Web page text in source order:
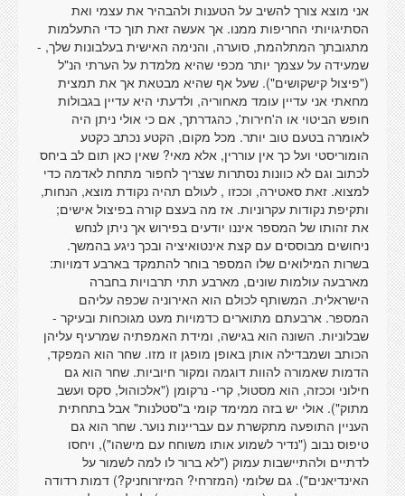
אני מוצא צורך להשיב על הטענות ולהבהיר את עצמי ואת
הסתיגויותי החריפות ממנו. אך אעשה זאת תוך כדי התעלמות
מתגובתך המתלהמת, סוערה, והנימה האישית בעלבונות שלך, -
שמעידה על עצמך יותר מכפי שהיא מלמדת על הערתי הנ"ל
("פיצול קישקושים"). שעל אף שהיא מבטאת אך את תמצית
מחאתי אני עדיין עומד מאחוריה, ולדעתי היא עדיין בגבולות
חופש הביטוי או ה'חירות', כהגדרתך, אם כי אולי ניתן היה
לאומרה בטעם טוב יותר. מכל מקום, הקטע נכתב כקטע
הומוריסטי ועל כך אין עוררין, אלא מאי? שאין כאן תום לב ביחס
לכתוב וגם לא כוונות נסתרות שצריך לחפור מתחת לאדמה כדי
למצוא. זאת סאטירה, וככזו , לעולם תהיה נקודת מוצא, הנחות,
ותקיפת נקודות עקרוניות. אז מה בעצם קורה בפיצול אישים;
את זהותו של המספר איננו יודעים בפירוש אך ניתן לנחש
ניחושים מבוססים עם קצת אינטואיציה ובכך ניגע בהמשך.
בשרות המילואים שלו המספר בוחר להתמקד בארבע דמויות:
מארבעה עולמות שונים, מארבע תתי תרבויות בחברה
הישראלית. המשותף לכולם הוא האירוניה שכפה עליהם
המספר. ארבעתם מתוארים כדמויות מעט מגוכחות ובעיקר -
שבלוניות. השונה הוא בגישה, ומידת האמפתיה שמרעיף עליהן
הכותב ושמבדילה אותן באופן מופגן זו מזו. שחר הוא המפקד,
הדמות שאמורה להוות דוגמה ומקור חיוביות. שחר הוא גם
חילוני וככזה, הוא מסטול, קרי- נרקומן ("אלכוהול, סקס ועשב
מתוק"). אולי יש בזה ממימד קומי ב"סטלנות" אבל בתחתית
העניין התופעה מתקשרת עם עבריינות נוער. שחר הוא גם
טיפוס נבוב ("נדיר לשמוע אותו משוחח עם מישהו"), ויחסו
לדתיים ולהתיישבות עמוק ("לא ברור לו למה לשמור על
האינדיאנים"). גם שלומי (המזרחי? המיזרוחניק?) דמות רדודה